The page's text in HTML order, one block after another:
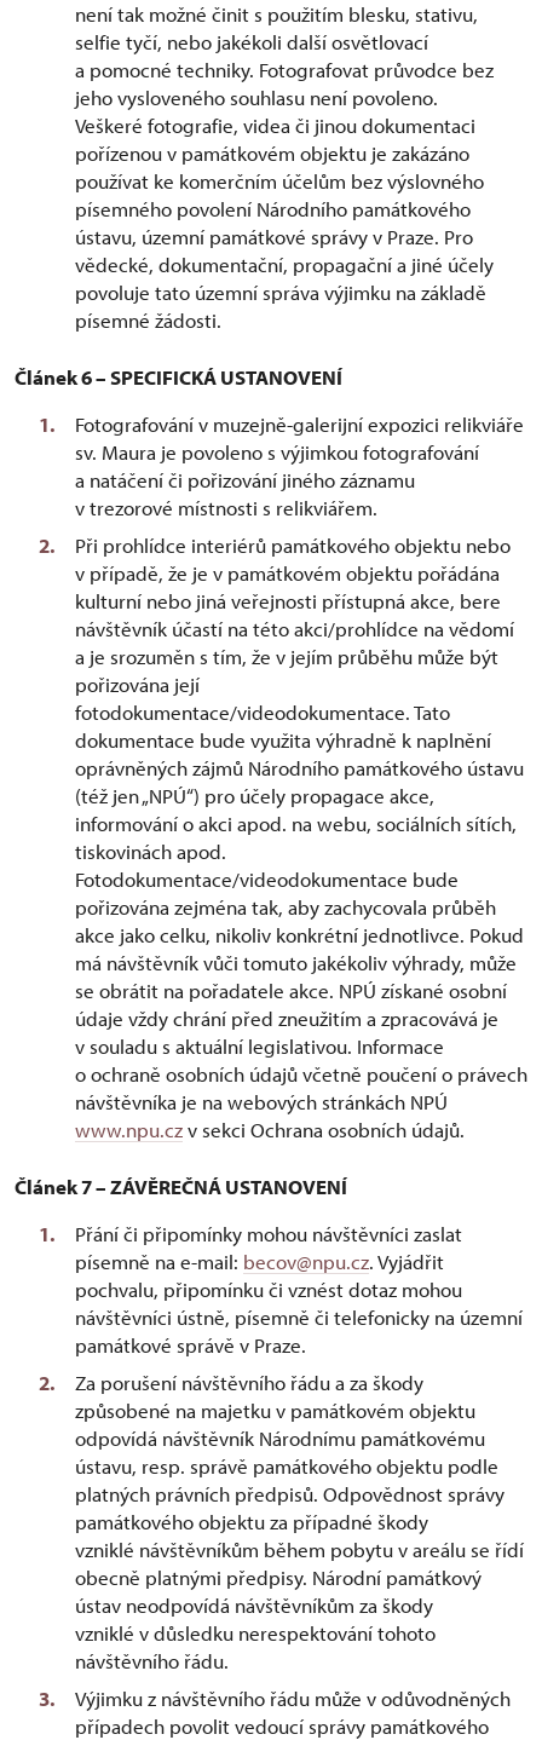
není tak možné činit s použitím blesku, stativu,
selfie tyčí, nebo jakékoli další osvětlovací
a pomocné techniky. Fotografovat průvodce bez
jeho vysloveného souhlasu není povoleno.
Veškeré fotografie, videa či jinou dokumentaci
pořízenou v památkovém objektu je zakázáno
používat ke komerčním účelům bez výslovného
písemného povolení Národního památkového
ústavu, územní památkové správy v Praze. Pro
vědecké, dokumentační, propagační a jiné účely
povoluje tato územní správa výjimku na základě
písemné žádosti.
Článek 6 – SPECIFICKÁ USTANOVENÍ
Fotografování v muzejně-galerijní expozici relikviáře
sv. Maura je povoleno s výjimkou fotografování
a natáčení či pořizování jiného záznamu
v trezorové místnosti s relikviářem.
Při prohlídce interiérů památkového objektu nebo
v případě, že je v památkovém objektu pořádána
kulturní nebo jiná veřejnosti přístupná akce, bere
návštěvník účastí na této akci/prohlídce na vědomí
a je srozuměn s tím, že v jejím průběhu může být
pořizována její
fotodokumentace/videodokumentace. Tato
dokumentace bude využita výhradně k naplnění
oprávněných zájmů Národního památkového ústavu
(též jen „NPÚ“) pro účely propagace akce,
informování o akci apod. na webu, sociálních sítích,
tiskovinách apod.
Fotodokumentace/videodokumentace bude
pořizována zejména tak, aby zachycovala průběh
akce jako celku, nikoliv konkrétní jednotlivce. Pokud
má návštěvník vůči tomuto jakékoliv výhrady, může
se obrátit na pořadatele akce. NPÚ získané osobní
údaje vždy chrání před zneužitím a zpracovává je
v souladu s aktuální legislativou. Informace
o ochraně osobních údajů včetně poučení o právech
návštěvníka je na webových stránkách NPÚ
www.npu.czv sekci Ochrana osobních údajů.
Článek 7 – ZÁVĚREČNÁ USTANOVENÍ
Přání či připomínky mohou návštěvníci zaslat
písemně na e-mail: becov@npu.cz. Vyjádřit
pochvalu, připomínku či vznést dotaz mohou
návštěvníci ústně, písemně či telefonicky na územní
památkové správě v Praze.
Za porušení návštěvního řádu a za škody
způsobené na majetku v památkovém objektu
odpovídá návštěvník Národnímu památkovému
ústavu, resp. správě památkového objektu podle
platných právních předpisů. Odpovědnost správy
památkového objektu za případné škody
vzniklé návštěvníkům během pobytu v areálu se řídí
obecně platnými předpisy. Národní památkový
ústav neodpovídá návštěvníkům za škody
vzniklé v důsledku nerespektování tohoto
návštěvního řádu.
Výjimku z návštěvního řádu může v odůvodněných
případech povolit vedoucí správy památkového